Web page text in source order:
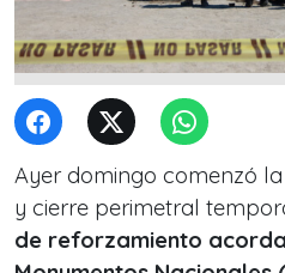
Ayer domingo comenzó
y cierre perimetral
de reforzamiento